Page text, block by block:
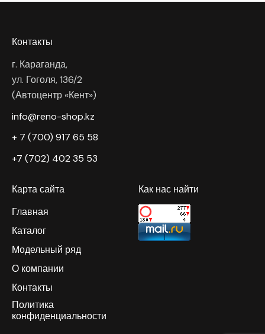
Контакты
г. Караганда,
ул. Гоголя, 136/2
(Автоцентр «Кент»)
info@reno-shop.kz
+ 7 (700) 917 65 58
+7 (702) 402 35 53
Карта сайта
Главная
Каталог
Модельный ряд
О компании
Контакты
Политика
конфиденциальности
Как нас найти